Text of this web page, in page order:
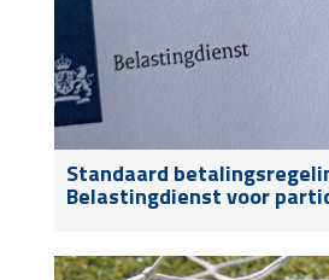
Standaard
Belastingdienst voor